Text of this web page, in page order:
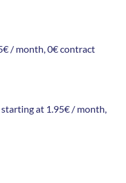
/ month, 0€ contract
at 1.95€ / month,